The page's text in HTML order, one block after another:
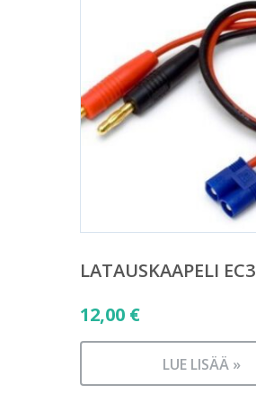
LATAUSKAAPELI EC3
12,00 €
LUE LISÄÄ »